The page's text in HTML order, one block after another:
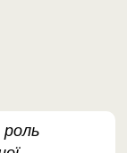
роль